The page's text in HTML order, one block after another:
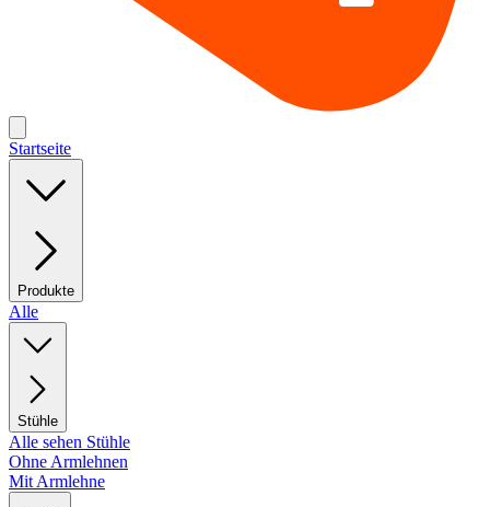
Startseite
Produkte
Alle
Stühle
Alle sehen Stühle
Ohne Armlehnen
Mit Armlehne